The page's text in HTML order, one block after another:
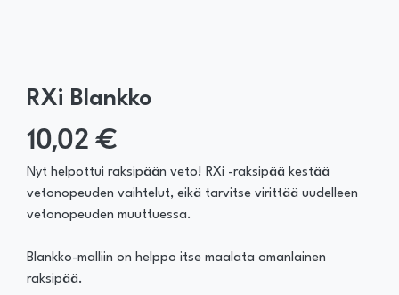
RXi Blankko
10,02 €
Nyt helpottui raksipään veto! RXi -raksipää kestää
vetonopeuden vaihtelut, eikä tarvitse virittää uudelleen
vetonopeuden muuttuessa.
Blankko-malliin on helppo itse maalata omanlainen
raksipää.